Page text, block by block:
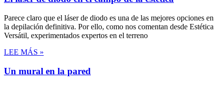
Parece claro que el láser de diodo es una de las mejores opciones en
la depilación definitiva. Por ello, como nos comentan desde Estética
Versátil, experimentados expertos en el terreno
LEE MÁS »
Un mural en la pared